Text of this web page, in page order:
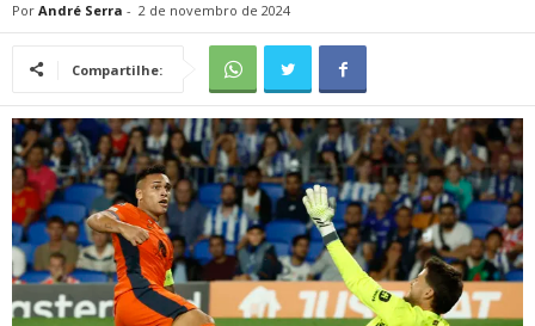
Por André Serra - 2 de novembro de 2024
Compartilhe: